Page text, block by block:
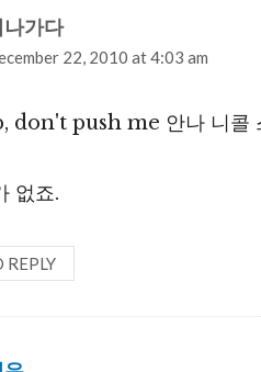
나가다says:
22, 2010 at 4:03 am
push me 안나 니콜
없죠.
REPLY